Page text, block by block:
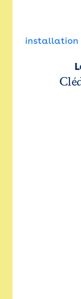
installation